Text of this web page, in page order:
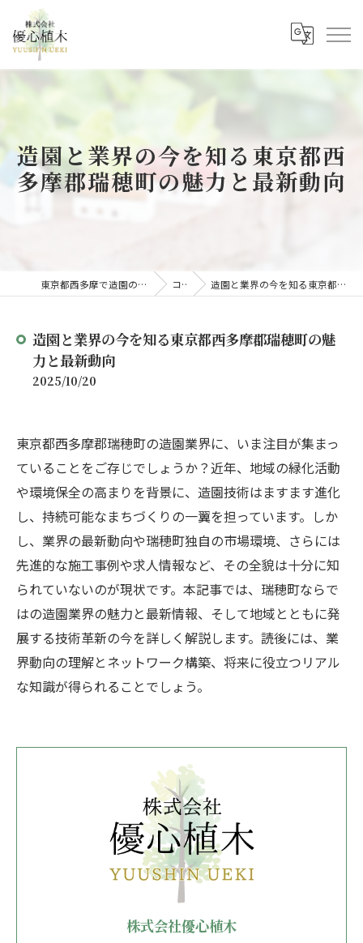
造園と業界の今を知る東京都西
多摩郡瑞穂町の魅力と最新動向
東京都西多摩で造園の求人なら株式会社優心植木 コラム 造園と業界の今を知る東京都西多摩郡瑞穂町の魅力と最新動向
造園と業界の今を知る東京都西多摩郡瑞穂町の魅
力と最新動向
2025/10/20
東京都西多摩郡瑞穂町の造園業界に、いま注目が集まっ
ていることをご存じでしょうか？近年、地域の緑化活動
や環境保全の高まりを背景に、造園技術はますます進化
し、持続可能なまちづくりの一翼を担っています。しか
し、業界の最新動向や瑞穂町独自の市場環境、さらには
先進的な施工事例や求人情報など、その全貌は十分に知
られていないのが現状です。本記事では、瑞穂町ならで
はの造園業界の魅力と最新情報、そして地域とともに発
展する技術革新の今を詳しく解説します。読後には、業
界動向の理解とネットワーク構築、将来に役立つリアル
な知識が得られることでしょう。
株式会社優心植木